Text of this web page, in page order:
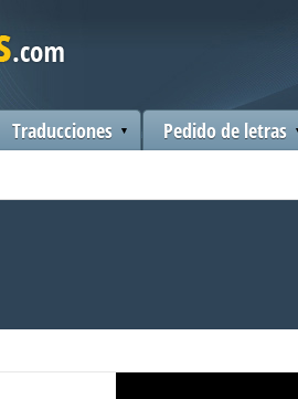
Traducciones Pedido de letras